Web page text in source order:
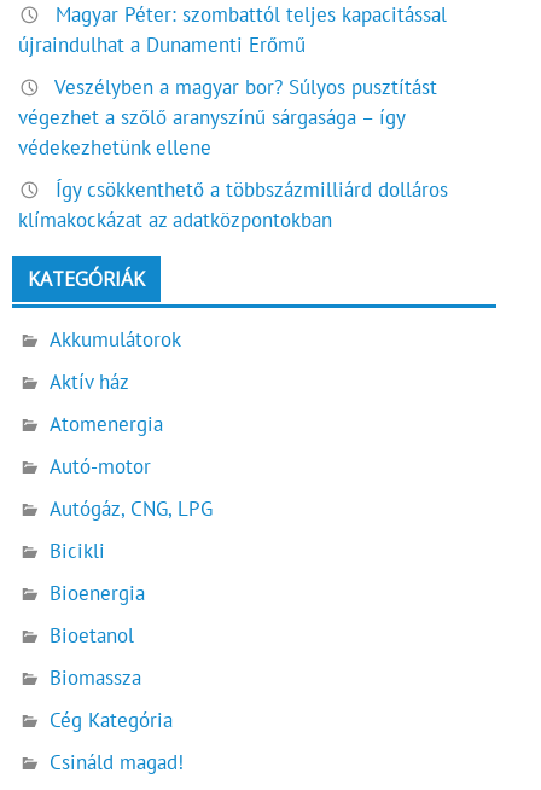
Magyar Péter: szombattól teljes kapacitással
újraindulhat a Dunamenti Erőmű
Veszélyben a magyar bor? Súlyos pusztítást
végezhet a szőlő aranyszínű sárgasága – így
védekezhetünk ellene
Így csökkenthető a többszázmilliárd dolláros
klímakockázat az adatközpontokban
KATEGÓRIÁK
Akkumulátorok
Aktív ház
Atomenergia
Autó-motor
Autógáz, CNG, LPG
Bicikli
Bioenergia
Bioetanol
Biomassza
Cég Kategória
Csináld magad!